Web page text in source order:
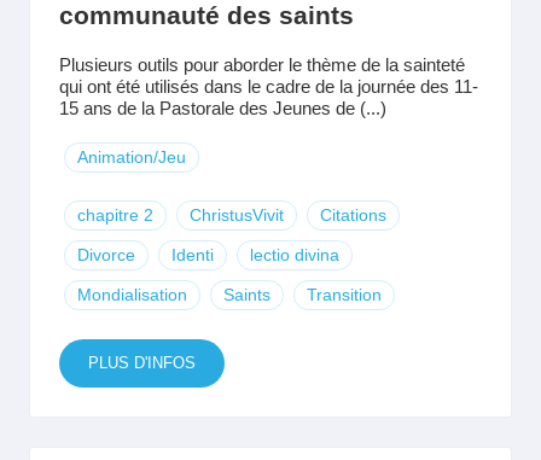
communauté des saints
Plusieurs outils pour aborder le thème de la sainteté
qui ont été utilisés dans le cadre de la journée des 11-
15 ans de la Pastorale des Jeunes de (...)
Animation/Jeu
chapitre 2 ChristusVivit Citations
Divorce Identi lectio divina
Mondialisation Saints Transition
PLUS D'INFOS